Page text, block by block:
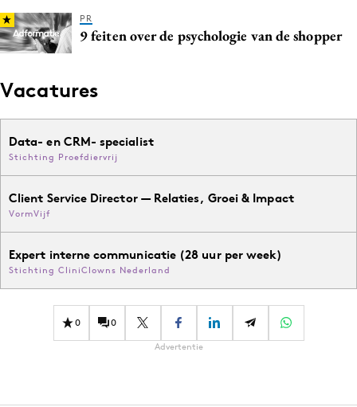
PR
9 feiten over de psychologie van de shopper
Vacatures
Data- en CRM- specialist
Stichting Proefdiervrij
Client Service Director — Relaties, Groei & Impact
VormVijf
Expert interne communicatie (28 uur per week)
Stichting CliniClowns Nederland
0 0
Advertentie